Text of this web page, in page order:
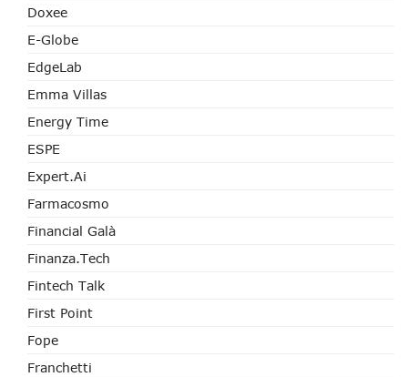
Doxee
E-Globe
EdgeLab
Emma Villas
Energy Time
ESPE
Expert.ai
Farmacosmo
Financial Galà
Finanza.tech
Fintech Talk
First Point
Fope
Franchetti